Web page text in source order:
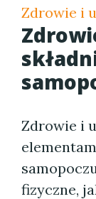
Zdrowie i
Zdrowie i
fizyczne,